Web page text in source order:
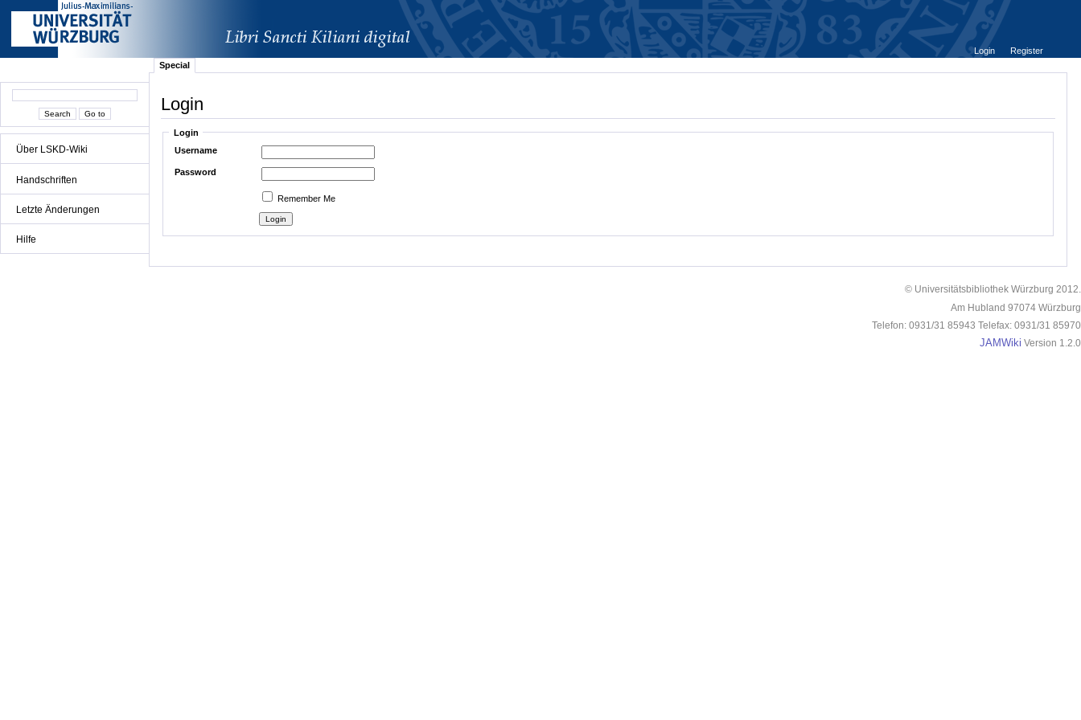
Über LSKD-Wiki
Handschriften
Letzte Änderungen
Hilfe
Login
Register
Special
Login
Login
Username
Password
Remember Me
© Universitätsbibliothek Würzburg 2012.
Am Hubland 97074 Würzburg
Telefon: 0931/31 85943 Telefax: 0931/31 85970
JAMWiki Version 1.2.0